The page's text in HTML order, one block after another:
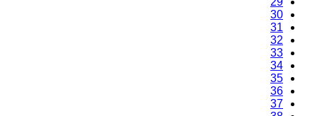
30
31
32
33
34
35
36
37